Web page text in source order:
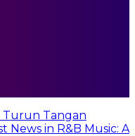
Turun Tangan
News in R&B Music: A